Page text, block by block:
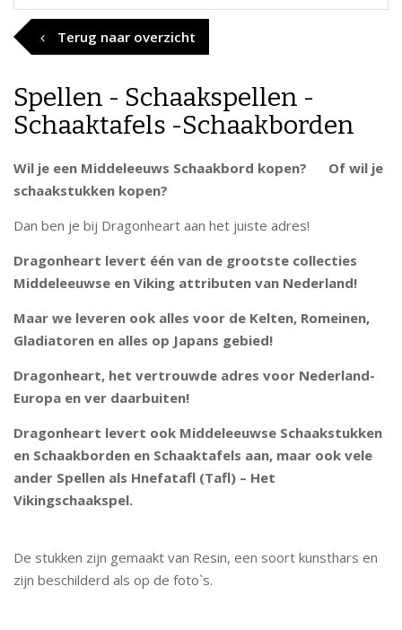
Terug naar overzicht
Spellen - Schaakspellen -
Schaaktafels -Schaakborden
Wil je een Middeleeuws Schaakbord kopen? Of wil je
schaakstukken kopen?
Dan ben je bij Dragonheart aan het juiste adres!
Dragonheart levert één van de grootste collecties
Middeleeuwse en Viking attributen van Nederland!
Maar we leveren ook alles voor de Kelten, Romeinen,
Gladiatoren en alles op Japans gebied!
Dragonheart, het vertrouwde adres voor Nederland-
Europa en ver daarbuiten!
Dragonheart levert ook Middeleeuwse Schaakstukken
en Schaakborden en Schaaktafels aan, maar ook vele
ander Spellen als Hnefatafl (Tafl) – Het
Vikingschaakspel.
De stukken zijn gemaakt van Resin, een soort kunsthars en
zijn beschilderd als op de foto`s.